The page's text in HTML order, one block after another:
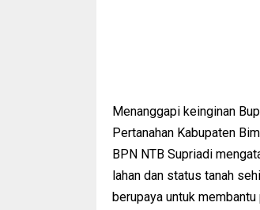
Menanggapi keinginan
Pertanahan Kabupaten
BPN NTB Supriadi
lahan dan status tanah
berupaya untuk